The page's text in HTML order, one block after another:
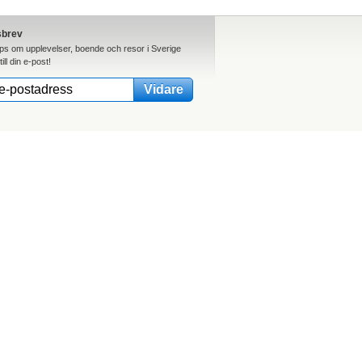
om upplevelser, boende och resor i Sverige
din e-post!